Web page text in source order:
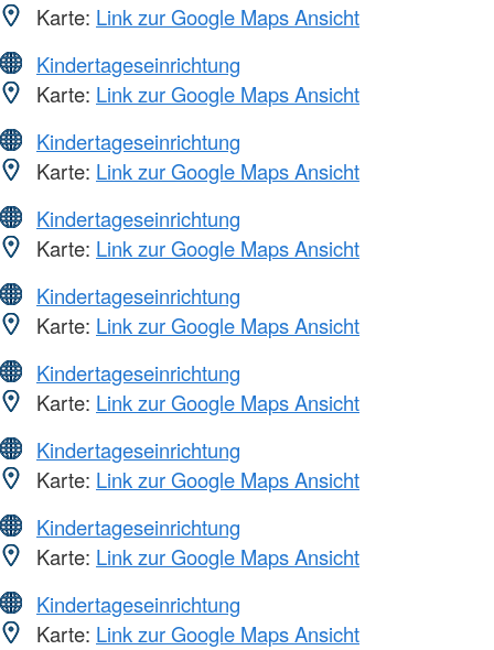
Karte: Link zur Google Maps Ansicht
Kindertageseinrichtung
Karte: Link zur Google Maps Ansicht
Kindertageseinrichtung
Karte: Link zur Google Maps Ansicht
Kindertageseinrichtung
Karte: Link zur Google Maps Ansicht
Kindertageseinrichtung
Karte: Link zur Google Maps Ansicht
Kindertageseinrichtung
Karte: Link zur Google Maps Ansicht
Kindertageseinrichtung
Karte: Link zur Google Maps Ansicht
Kindertageseinrichtung
Karte: Link zur Google Maps Ansicht
Kindertageseinrichtung
Karte: Link zur Google Maps Ansicht